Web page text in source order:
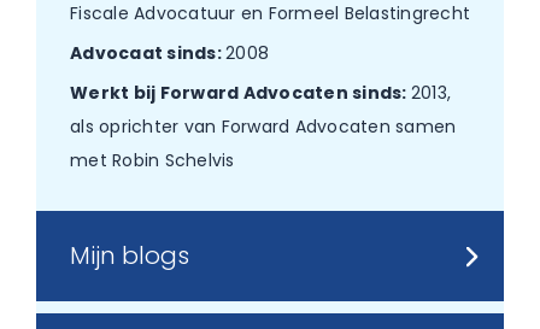
Fiscale Advocatuur en Formeel Belastingrecht
Advocaat sinds:2008
Werkt bij Forward Advocaten sinds: 2013,
als oprichter van Forward Advocaten samen
met Robin Schelvis
Mijn blogs